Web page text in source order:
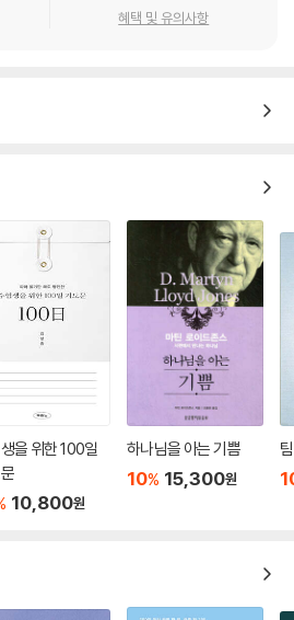
서하는 것이 그 어떤 용서를 구하는 말보
. 그러므로 “시험에 들게 하지 마시옵고”라
를 사전에 차단하겠다는 의지를 다지는 것
대한 초기에 진압하겠다는 다짐을 하는
마시옵고」 중에서
베소서 6:18). “다만 악에서 구하시옵소
의 계략을 격파하고 승리할 수 있도록 구하
서」 중에서
신다는 믿음을 가지고 해야 합니다. 어떠
대로 응답하신다는 믿음이 있어야 합니다.
서도 그의 깊은 통찰력을 만날 수 있습니
합니다.
터, 아이워즈그린 대표, WEmission 대표)
혜택 및 유의사항
을 위한 100일
10,800원
하나님을 아는 기쁨
10% 15,300원